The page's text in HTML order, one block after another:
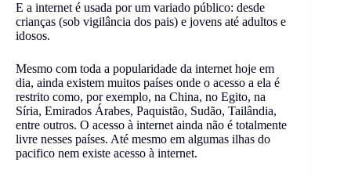
E a internet é usada por um variado público: desde
crianças (sob vigilância dos pais) e jovens até adultos e
idosos.
Mesmo com toda a popularidade da internet hoje em
dia, ainda existem muitos países onde o acesso a ela é
restrito como, por exemplo, na China, no Egito, na
Síria, Emirados Árabes, Paquistão, Sudão, Tailândia,
entre outros. O acesso à internet ainda não é totalmente
livre nesses países. Até mesmo em algumas ilhas do
pacifico nem existe acesso à internet.